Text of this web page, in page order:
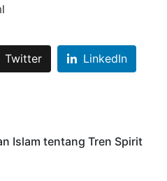
Twitter LinkedIn
Islam tentang Tren Spirit